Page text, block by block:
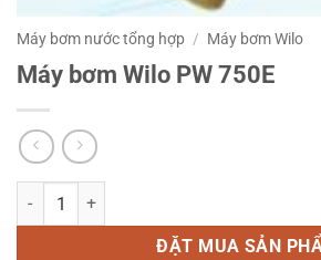
Máy bơm nước tổng hợp / Máy bơm Wilo
Máy bơm Wilo PW 750E
Máy bơm Wilo PW 750E số lượng
ĐẶT MUA SẢN